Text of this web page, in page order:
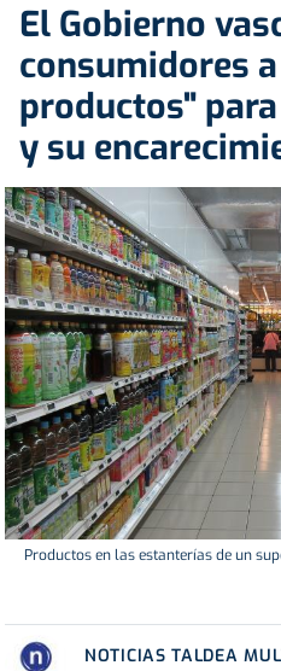
El Gobierno
consumidores
productos"
y su
Productos en las estanterías de un
NOTICIAS TALDEA